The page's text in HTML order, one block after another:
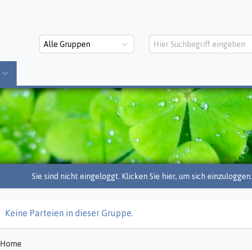
Alle Gruppen
Sie sind nicht eingeloggt. Klicken Sie hier, um sich einzuloggen.
Keine Parteien in dieser Gruppe.
Home